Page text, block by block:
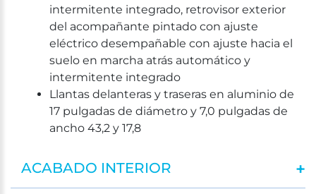
intermitente integrado, retrovisor exterior
del acompañante pintado con ajuste
eléctrico desempañable con ajuste hacia el
suelo en marcha atrás automático y
intermitente integrado
Llantas delanteras y traseras en aluminio de
17 pulgadas de diámetro y 7,0 pulgadas de
ancho 43,2 y 17,8
ACABADO INTERIOR